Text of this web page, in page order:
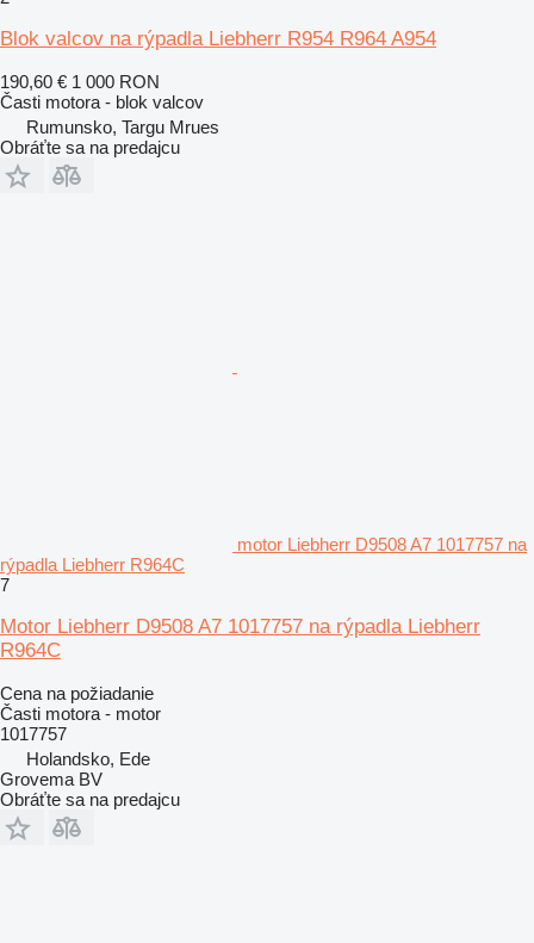
Blok valcov na rýpadla Liebherr R954 R964 A954
190,60 € 1 000 RON
Časti motora - blok valcov
Rumunsko, Targu Mrues
Obráťte sa na predajcu
motor Liebherr D9508 A7 1017757 na
rýpadla Liebherr R964C
7
Motor Liebherr D9508 A7 1017757 na rýpadla Liebherr
R964C
Cena na požiadanie
Časti motora - motor
1017757
Holandsko, Ede
Grovema BV
Obráťte sa na predajcu